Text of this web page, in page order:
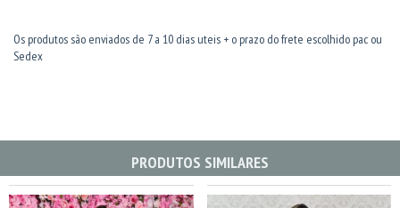
Os produtos são enviados de 7 a 10 dias uteis + o prazo do frete escolhido pac ou
Sedex
PRODUTOS SIMILARES